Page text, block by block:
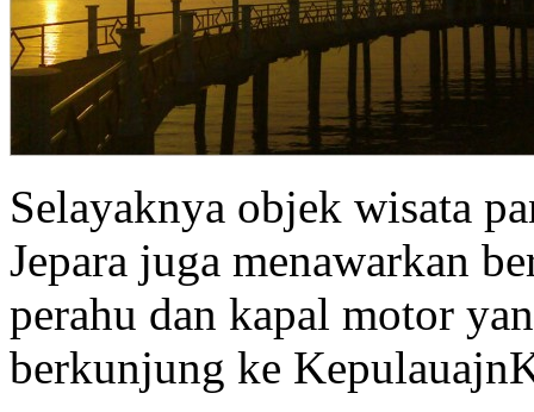
Selayaknya objek wisata
Jepara juga menawarkan
perahu dan kapal motor
berkunjung ke